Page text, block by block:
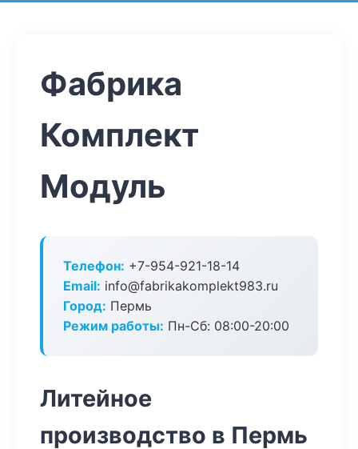
Фабрика
Комплект
Модуль
Телефон: +7-954-921-18-14
Email: info@fabrikakomplekt983.ru
Город: Пермь
Режим работы: Пн-Сб: 08:00-20:00
Литейное
производство в Пермь